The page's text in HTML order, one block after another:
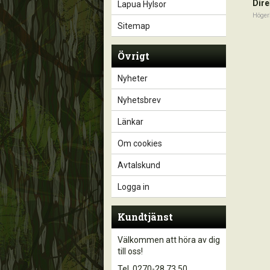
Lapua Hylsor
Sitemap
Övrigt
Nyheter
Nyhetsbrev
Länkar
Om cookies
Avtalskund
Logga in
Kundtjänst
Välkommen att höra av dig
till oss!